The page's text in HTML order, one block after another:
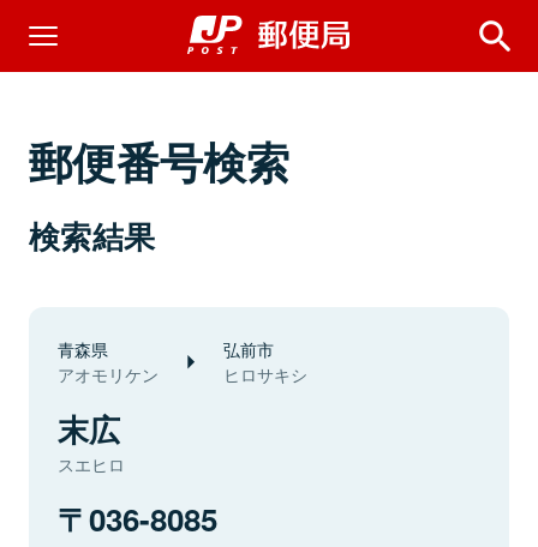
郵便番号検索
検索結果
青森県
アオモリケン
弘前市
ヒロサキシ
末広
スエヒロ
036-8085